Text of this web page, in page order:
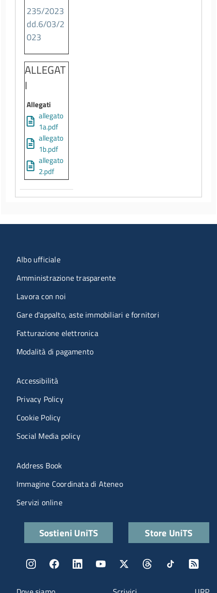
235/2023
dd.6/03/2
023
ALLEGAT
I
Allegati
allegato
1a.pdf
allegato
1b.pdf
allegato
2.pdf
Menu contatti
Menu organizzazione
Albo ufficiale
Amministrazione trasparente
Lavora con noi
Gare d'appalto, aste immobiliari e fornitori
Fatturazione elettronica
Modalità di pagamento
Menù riferimenti
Accessibilità
Privacy Policy
Cookie Policy
Social Media policy
Menu portale
Address Book
Immagine Coordinata di Ateneo
Servizi online
Quick linksSostieni UniTS Store UniTS
Menu social